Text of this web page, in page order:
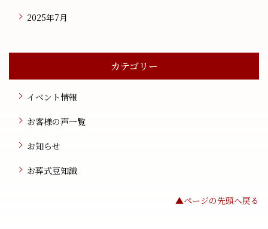
2025年7月
カテゴリー
イベント情報
お客様の声一覧
お知らせ
お葬式豆知識
▲ページの先頭へ戻る